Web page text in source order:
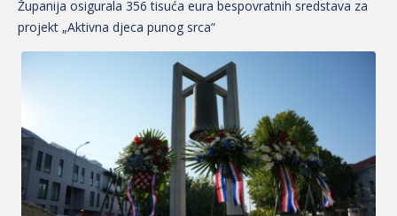
Županija osigurala 356 tisuća eura bespovratnih sredstava za
projekt „Aktivna djeca punog srca“